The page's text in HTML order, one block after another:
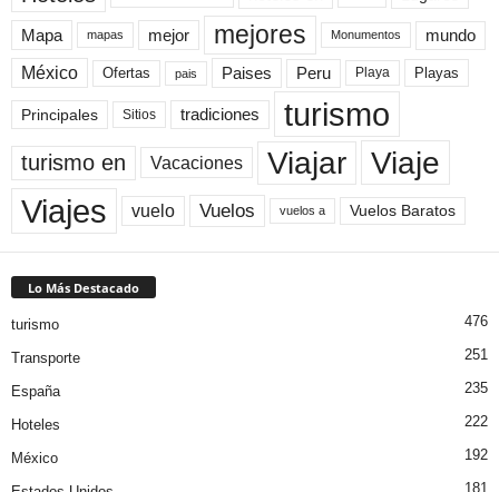
Mapa mapas mejor mejores Monumentos mundo
México Ofertas pais Paises Peru Playa Playas
Principales Sitios tradiciones turismo
turismo en Vacaciones Viajar Viaje
Viajes vuelo Vuelos vuelos a Vuelos Baratos
Lo Más Destacado
turismo 476
Transporte 251
España 235
Hoteles 222
México 192
181